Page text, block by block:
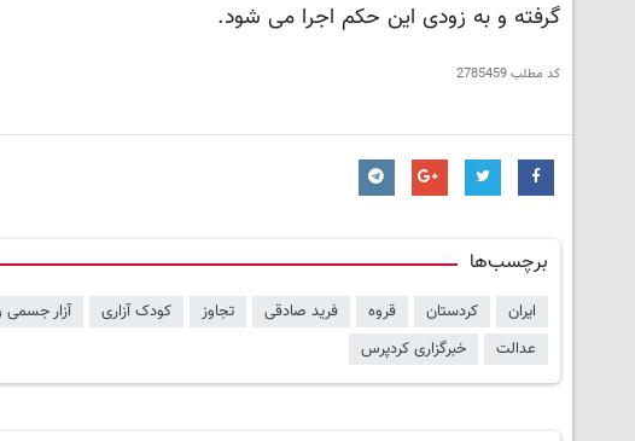
گرفته و به زودی این حکم اجرا می شود.
کد مطلب2785459
برچسب‌ها
ایران کردستان قروه فرید صادقی تجاوز کودک آزاری آزار
عدالت
خبرگزاری کردپرس